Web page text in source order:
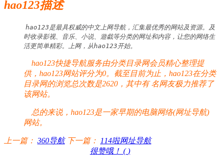
hao123描述
hao123是最具权威的中文上网导航，汇集最优秀的网站及资源。及
时收录影视、音乐、小说、遊戱等分类的网址和内容，让您的网络生
活更简单精彩。上网，从hao123开始。
hao123快捷导航服务由分类目录网会员精心整理提
供，hao123网站评分为0。截至目前为止，hao123在分类
目录网的浏览总次数是2620，其中有名网友极力推荐了
该网站。
总的来说，hao123是一家早期的电脑网络(网址导航)
网站。
上一篇： 360导航 下一篇：
114啦网址导航
很赞哦！ ( )